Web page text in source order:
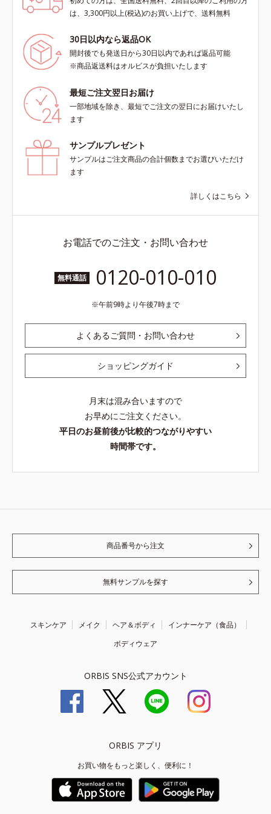
は、3,300円以上(税込)のお買い上げで、送料無料
30日以内なら返品OK
開封後でも発送日から30日以内であれば返品可能
※商品返送料はオルビスが負担いたします
最短ご注文翌日お届け
一部地域を除き、最短でご注文の翌日にお届けいたし
ます
サンプルプレゼント
サンプルはご注文商品の合計個数までお選びいただけ
ます
詳しくはこちら
お電話でのご注文・お問い合わせ
無料通話 0120-010-010
午前9時より午後7時まで
よくあるご質問・お問い合わせ
ショッピングガイド
月末は混み合いますので
お早めにご注文ください。
平日のお昼前後が比較的つながりやすい
時間帯です。
商品番号から注文
無料サンプルを探す
スキンケア メイク ヘア＆ボディ
インナーケア（食品）
ボディウェア
ORBIS SNS公式アカウント
ORBIS アプリ
お買い物をもっと楽しく、便利に！